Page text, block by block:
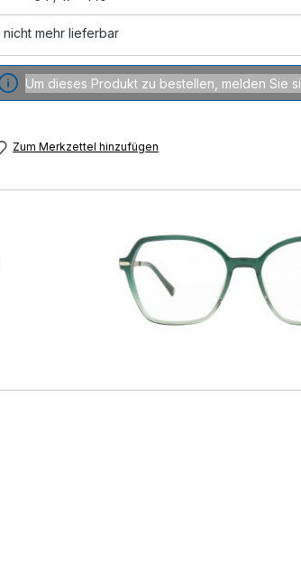
nicht mehr lieferbar
Um dieses Produkt zu bestellen, melden Sie
Zum Merkzettel hinzufügen